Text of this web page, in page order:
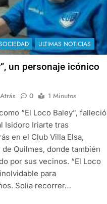
ULTIMAS NOTICIAS
un personaje icónico
0
1 Minutos
“El Loco Baley”, falleció
Isidoro Iriarte tras
en el Club Villa Elsa,
Quilmes, donde también
por sus vecinos. “El Loco
para
Solía recorrer…